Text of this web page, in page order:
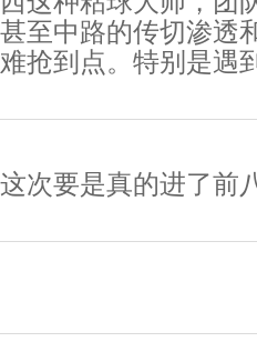
至中路的传切渗透
抢到点。特别是遇
次要是真的进了前